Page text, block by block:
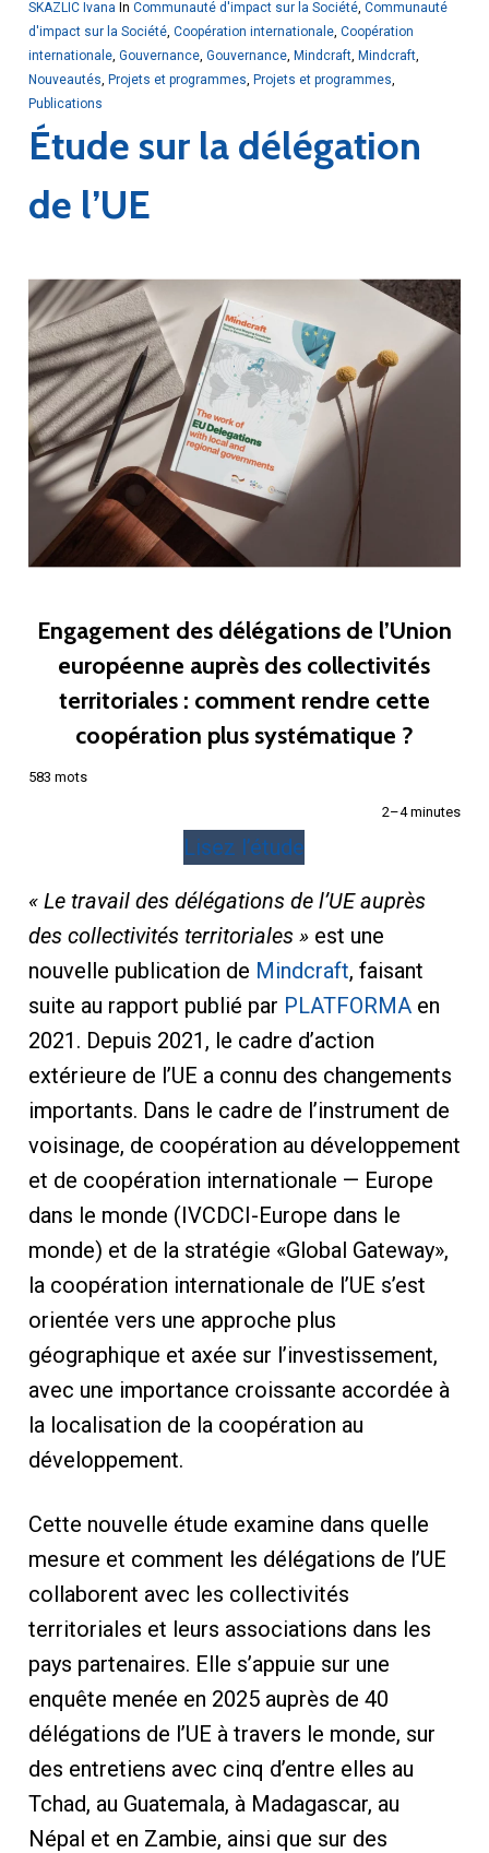
SKAZLIC Ivana In Communauté d'impact sur la Société, Communauté
d'impact sur la Société, Coopération internationale, Coopération
internationale, Gouvernance, Gouvernance, Mindcraft, Mindcraft,
Nouveautés Projets et programmes Projets et programmes
Publications
Étude sur la délégation
de l’UE
Engagement des délégations de l’Union
européenne auprès des collectivités
territoriales : comment rendre cette
coopération plus systématique ?
583 mots
2–4 minutes
Lisez l’étude
« Le travail des délégations de l’UE auprès
des collectivités territoriales » est une
nouvelle publication de Mindcraft, faisant
suite au rapport publié par PLATFORMAen
2021. Depuis 2021, le cadre d’action
extérieure de l’UE a connu des changements
importants. Dans le cadre de l’instrument de
voisinage, de coopération au développement
et de coopération internationale — Europe
dans le monde (IVCDCI-Europe dans le
monde) et de la stratégie «Global Gateway»,
la coopération internationale de l’UE s’est
orientée vers une approche plus
géographique et axée sur l’investissement,
avec une importance croissante accordée à
la localisation de la coopération au
développement.
Cette nouvelle étude examine dans quelle
mesure et comment les délégations de l’UE
collaborent avec les collectivités
territoriales et leurs associations dans les
pays partenaires. Elle s’appuie sur une
enquête menée en 2025 auprès de 40
délégations de l’UE à travers le monde, sur
des entretiens avec cinq d’entre elles au
Tchad, au Guatemala, à Madagascar, au
Népal et en Zambie, ainsi que sur des